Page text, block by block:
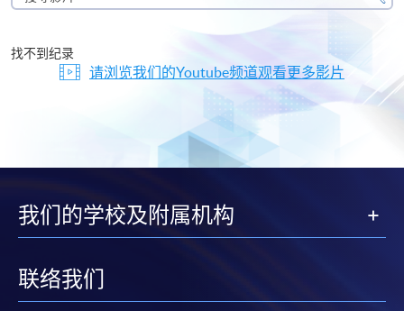
寻
片
搜
找不到纪录
请浏览我们的Youtube频道观看更多影片
我们的学校及附属机构
联络我们